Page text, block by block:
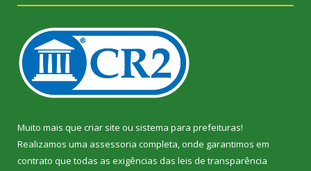
Muito mais que criar site ou sistema para prefeituras!
Realizamos uma assessoria completa, onde garantimos em
contrato que todas as exigências das leis de transparência